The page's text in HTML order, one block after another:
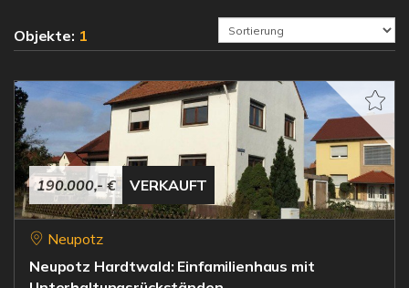
Objekte: 1
190.000,- € VERKAUFT
Neupotz
Neupotz Hardtwald: Einfamilienhaus mit